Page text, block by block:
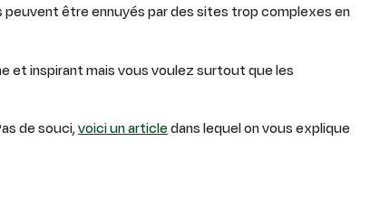
peuvent être ennuyés par des sites trop complexes en
et inspirant mais vous voulez surtout que les
de souci,voici un articledans lequel on vous explique